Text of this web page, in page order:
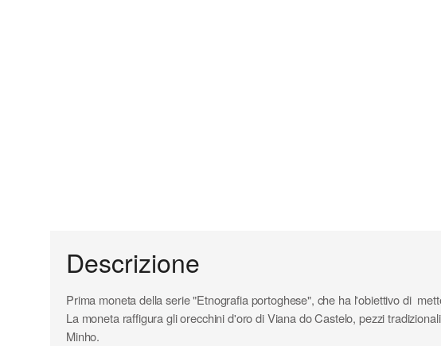
Descrizione
Prima moneta della serie "Etnografia portoghese", che ha l'obiettivo di
La moneta raffigura gli orecchini d'oro di Viana do Castelo, pezzi
Minho.